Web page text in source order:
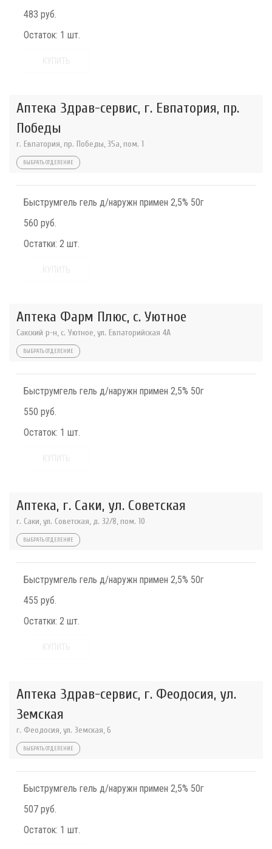
483 руб.
Остаток: 1 шт.
Аптека Здрав-сервис, г. Евпатория, пр.
Победы
г. Евпатория, пр. Победы, 35а, пом. 1
ВЫБРАТЬ ОТДЕЛЕНИЕ
Быструмгель гель д/наружн примен 2,5% 50г
560 руб.
Остатки: 2 шт.
Аптека Фарм Плюс, с. Уютное
Сакский р-н, с. Уютное, ул. Евпаторийская 4А
ВЫБРАТЬ ОТДЕЛЕНИЕ
Быструмгель гель д/наружн примен 2,5% 50г
550 руб.
Остаток: 1 шт.
Аптека, г. Саки, ул. Советская
г. Саки, ул. Советская, д. 32/8, пом. 10
ВЫБРАТЬ ОТДЕЛЕНИЕ
Быструмгель гель д/наружн примен 2,5% 50г
455 руб.
Остатки: 2 шт.
Аптека Здрав-сервис, г. Феодосия, ул.
Земская
г. Феодосия, ул. Земская, 6
ВЫБРАТЬ ОТДЕЛЕНИЕ
Быструмгель гель д/наружн примен 2,5% 50г
507 руб.
Остаток: 1 шт.